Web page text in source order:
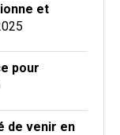
et
pour
de venir en